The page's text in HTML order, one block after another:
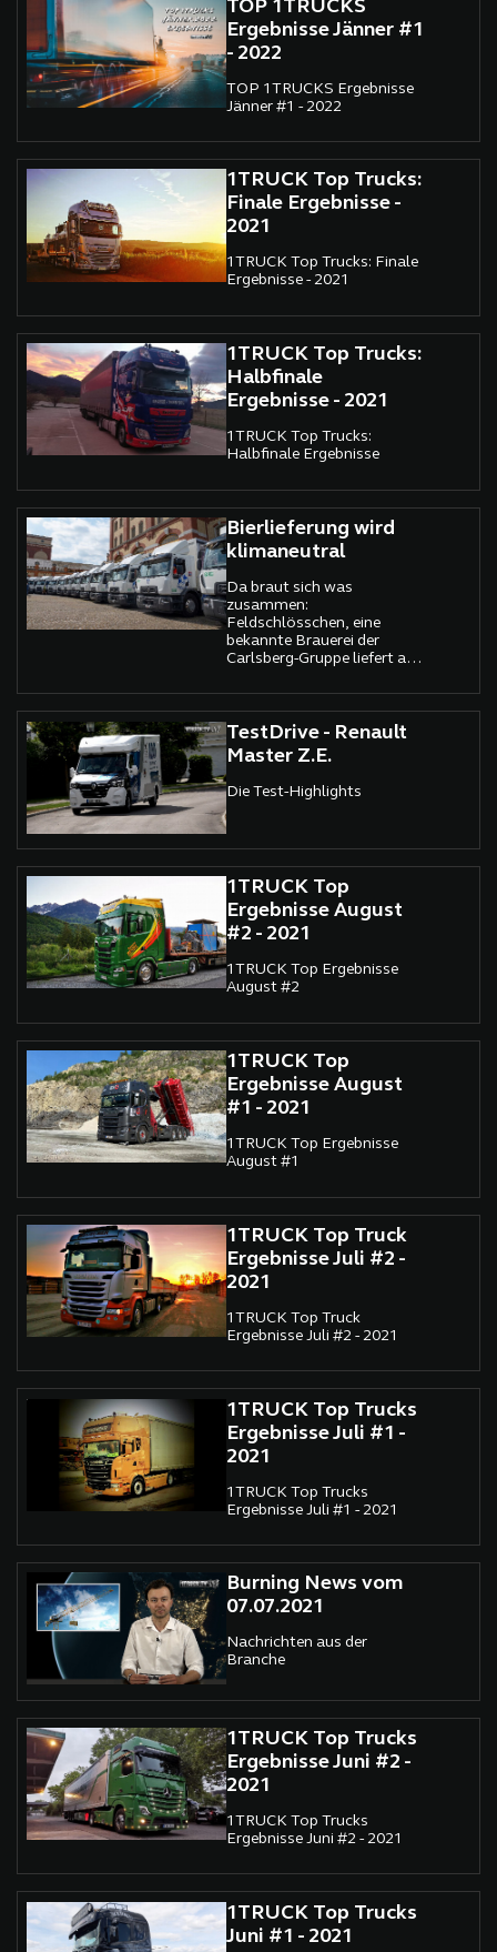
TOP 1TRUCKS
Ergebnisse Jänner #1
- 2022
TOP 1TRUCKS Ergebnisse
Jänner #1 - 2022
1TRUCK Top Trucks:
Finale Ergebnisse -
2021
1TRUCK Top Trucks: Finale
Ergebnisse - 2021
1TRUCK Top Trucks:
Halbfinale
Ergebnisse - 2021
1TRUCK Top Trucks:
Halbfinale Ergebnisse
Bierlieferung wird
klimaneutral
Da braut sich was
zusammen:
Feldschlösschen, eine
bekannte Brauerei der
Carlsberg-Gruppe liefert ab
TestDrive - Renault
Master Z.E.
Die Test-Highlights
1TRUCK Top
Ergebnisse August
#2 - 2021
1TRUCK Top Ergebnisse
August #2
1TRUCK Top
Ergebnisse August
#1 - 2021
1TRUCK Top Ergebnisse
August #1
1TRUCK Top Truck
Ergebnisse Juli #2 -
2021
1TRUCK Top Truck
Ergebnisse Juli #2 - 2021
1TRUCK Top Trucks
Ergebnisse Juli #1 -
2021
1TRUCK Top Trucks
Ergebnisse Juli #1 - 2021
Burning News vom
07.07.2021
Nachrichten aus der
Branche
1TRUCK Top Trucks
Ergebnisse Juni #2 -
2021
1TRUCK Top Trucks
Ergebnisse Juni #2 - 2021
1TRUCK Top Trucks
Juni #1 - 2021